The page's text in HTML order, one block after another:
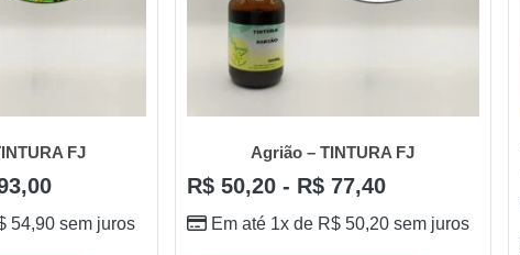
FJ
54,90sem juros
Agrião – TINTURA FJ
R$50,20 - R$77,40
Em até 1x de R$50,20sem juros